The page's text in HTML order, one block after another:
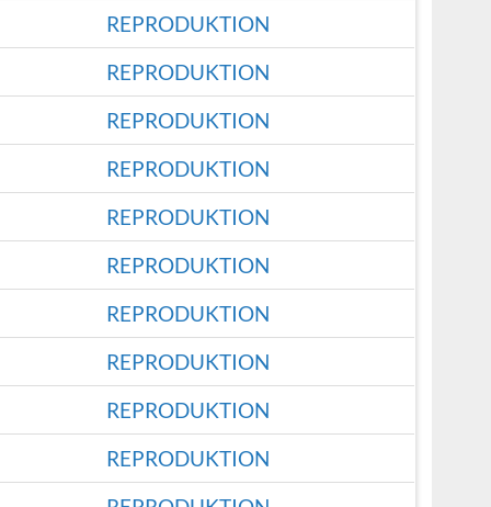
REPRODUKTION
REPRODUKTION
REPRODUKTION
REPRODUKTION
REPRODUKTION
REPRODUKTION
REPRODUKTION
REPRODUKTION
REPRODUKTION
REPRODUKTION